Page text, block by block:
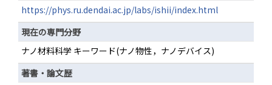
https://phys.ru.dendai.ac.jp/labs/ishii/index.html
現在の専門分野
ナノ材料科学 キーワード(ナノ物性，ナノデバイス)
著書・論文歴